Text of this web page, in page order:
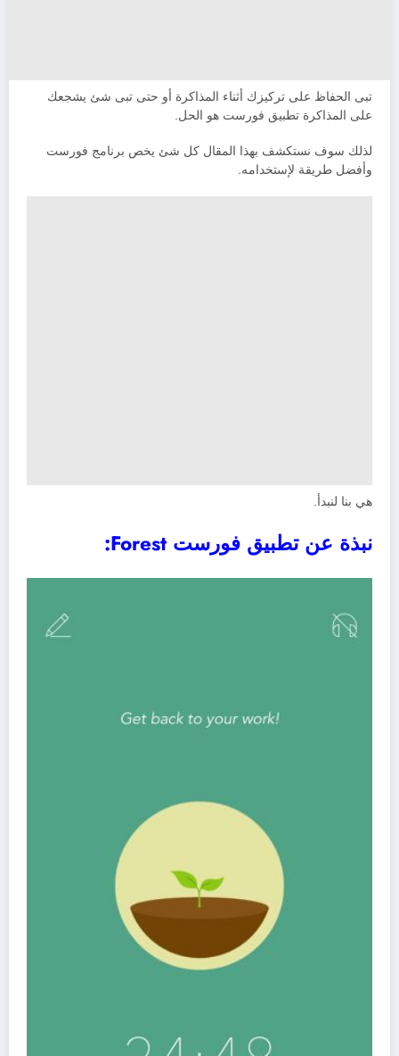
تبى الحفاظ على تركيزك أثناء المذاكرة أو حتى تبى شئ يشجعك
على المذاكرة تطبيق فورست هو الحل.
لذلك سوف نستكشف بهذا المقال كل شئ يخص برنامج فورست
وأفضل طريقة لإستخدامه.
هي بنا لنبدأ.
نبذة عن تطبيق فورست Forest: